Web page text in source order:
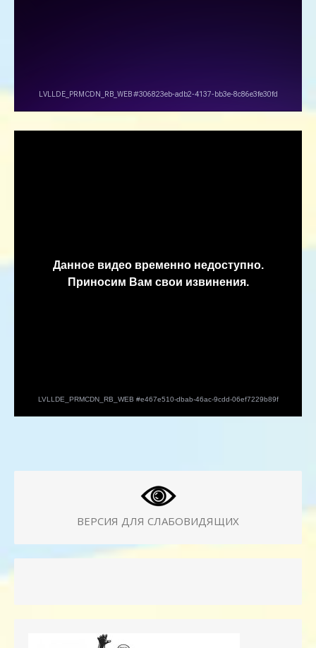
ВЕРСИЯ ДЛЯ СЛАБОВИДЯЩИХ